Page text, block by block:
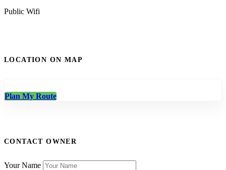
Public Wifi
LOCATION ON MAP
Plan My Route
CONTACT OWNER
Your Name